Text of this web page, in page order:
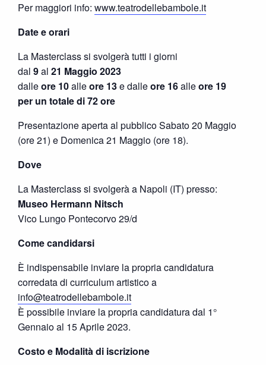
Per maggiori info: www.teatrodellebambole.it
Date e orari
La Masterclass si svolgerà tutti i giorni
dal 9al 21 Maggio 2023
dalleore 10alleore 13e dalleore 16alleore 19
per un totale di 72 ore
Presentazione aperta al pubblico Sabato 20 Maggio
(ore 21) e Domenica 21 Maggio (ore 18).
Dove
La Masterclass si svolgerà a Napoli (IT) presso:
Museo Hermann Nitsch
Vico Lungo Pontecorvo 29/d
Come candidarsi
È indispensabile inviare la propria candidatura
corredata di curriculum artistico a
info@teatrodellebambole.it
È possibile inviare la propria candidatura dal 1°
Gennaio al 15 Aprile 2023.
Costo e Modalità di iscrizione